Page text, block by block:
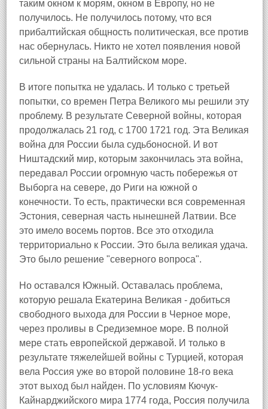
таким окном к морям, окном в Европу, но не
получилось. Не получилось потому, что вся
прибалтийская общность политическая, все против
нас обернулась. Никто не хотел появления новой
сильной страны на Балтийском море.
В итоге попытка не удалась. И только с третьей
попытки, со времен Петра Великого мы решили эту
проблему. В результате Северной войны, которая
продолжалась 21 год, с 1700 1721 год. Эта Великая
война для России была судьбоносной. И вот
Ништадский мир, которым закончилась эта война,
передавал России огромную часть побережья от
Выборга на севере, до Риги на южной о
конечности. То есть, практически вся современная
Эстония, северная часть нынешней Латвии. Все
это имело восемь портов. Все это отходила
территориально к России. Это была великая удача.
Это было решение "северного вопроса".
Но оставался Южный. Оставалась проблема,
которую решала Екатерина Великая - добиться
свободного выхода для России в Черное море,
через проливы в Средиземное море. В полной
мере стать европейской державой. И только в
результате тяжелейшей войны с Турцией, которая
вела Россия уже во второй половине 18-го века
этот выход был найден. По условиям Кючук-
Кайнарджийского мира 1774 года, Россия получила